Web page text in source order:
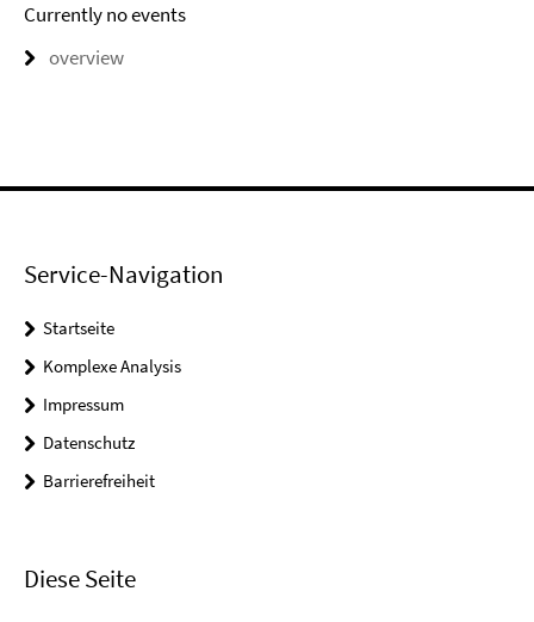
Currently no events
overview
Service-Navigation
Startseite
Komplexe Analysis
Impressum
Datenschutz
Barrierefreiheit
Diese Seite